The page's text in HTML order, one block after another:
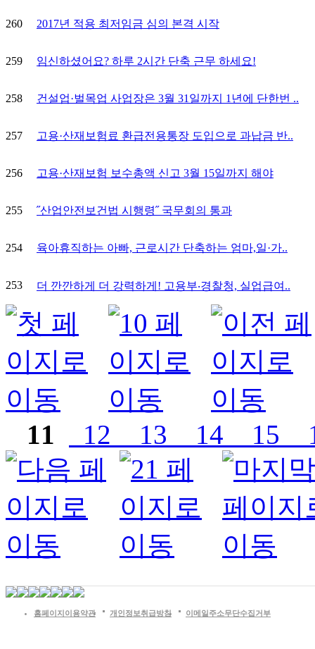
260 2017년 적용 최저임금 심의 본격 시작
259 임신하셨어요? 하루 2시간 단축 근무 하세요!
258 건설업·벌목업 사업장은 3월 31일까지 1년에 단한번 ..
257 고용·산재보험료 환급전용통장 도입으로 과납금 반..
256 고용·산재보험 보수총액 신고 3월 15일까지 해야
255 ˝산업안전보건법 시행령˝ 국무회의 통과
254 육아휴직하는 아빠, 근로시간 단축하는 엄마,일·가..
253 더 깐깐하게 더 강력하게! 고용부‧경찰청, 실업급여..
11 12 13 14 15
홈페이지이용약관 개인정보취급방침 이메일주소무단수집거부